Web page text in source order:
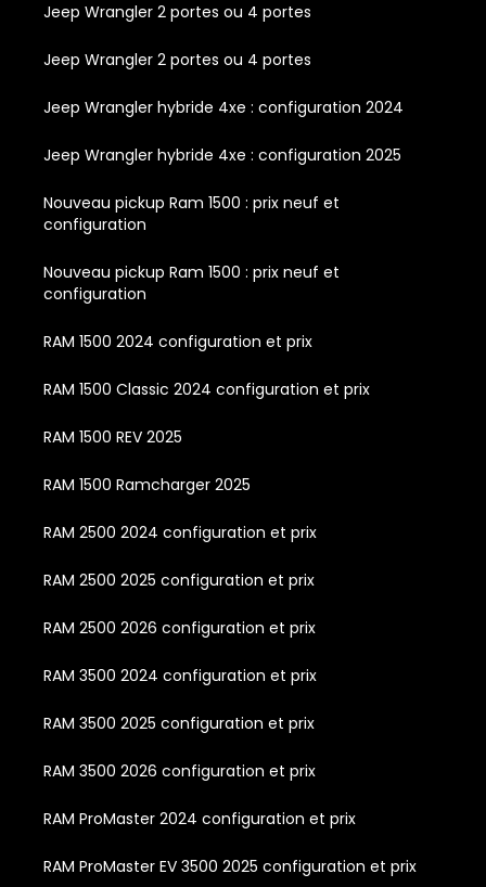
Jeep Wrangler 2 portes ou 4 portes
Jeep Wrangler 2 portes ou 4 portes
Jeep Wrangler hybride 4xe : configuration 2024
Jeep Wrangler hybride 4xe : configuration 2025
Nouveau pickup Ram 1500 : prix neuf et
configuration
Nouveau pickup Ram 1500 : prix neuf et
configuration
RAM 1500 2024 configuration et prix
RAM 1500 Classic 2024 configuration et prix
RAM 1500 REV 2025
RAM 1500 Ramcharger 2025
RAM 2500 2024 configuration et prix
RAM 2500 2025 configuration et prix
RAM 2500 2026 configuration et prix
RAM 3500 2024 configuration et prix
RAM 3500 2025 configuration et prix
RAM 3500 2026 configuration et prix
RAM ProMaster 2024 configuration et prix
RAM ProMaster EV 3500 2025 configuration et prix